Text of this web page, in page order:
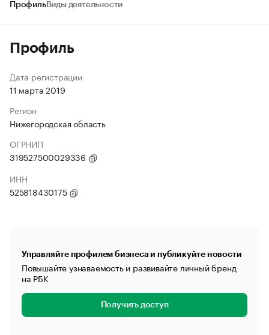
ПрофильВиды деятельности
Профиль
Дата регистрации
11 марта 2019
Регион
Нижегородская область
ОГРНИП
319527500029336
ИНН
525818430175
Управляйте профилем бизнеса и публикуйте новости
Повышайте узнаваемость и развивайте личный бренд
на РБК
Получить доступ